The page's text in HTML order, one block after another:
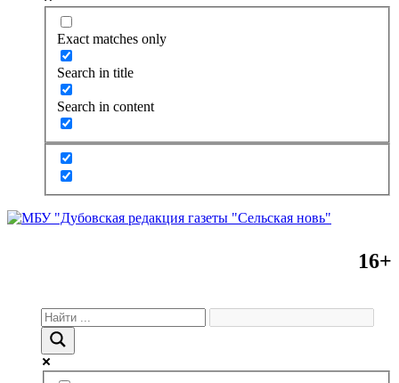
Exact matches only
Search in title
Search in content
16+